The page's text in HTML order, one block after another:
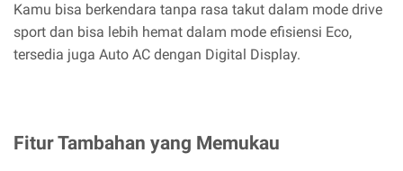
Kamu bisa berkendara tanpa rasa takut dalam mode drive
sport dan bisa lebih hemat dalam mode efisiensi Eco,
tersedia juga Auto AC dengan Digital Display.
Fitur Tambahan yang Memukau